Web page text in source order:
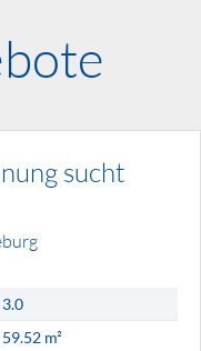
sucht
3.0
59.52 m²